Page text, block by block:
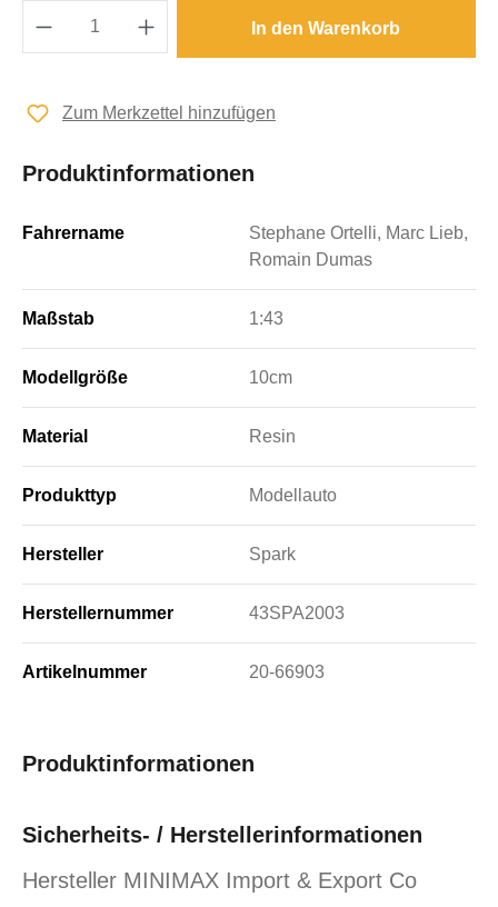
Produkt Anzahl: Gib den gewünschten
In den Warenkorb
Zum Merkzettel hinzufügen
Produktinformationen
Fahrername
Stephane Ortelli, Marc Lieb,
Romain Dumas
Maßstab 1:43
Modellgröße 10cm
Material Resin
Produkttyp Modellauto
Hersteller Spark
Herstellernummer 43SPA2003
Artikelnummer 20-66903
Produktinformationen
Sicherheits- / Herstellerinformationen
Hersteller MINIMAX Import & Export Co